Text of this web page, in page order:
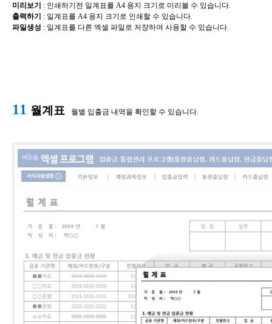
미리보기 ​: 인쇄하기전 일계표를 A4 용지 크기로 미리볼 수 있습니다.
출력하기 ​: 일계표를 A4 용지 크기로 인쇄할 수 있습니다.
파일생성 ​: 일계표를 다른 엑셀 파일로 저장하여 사용할 수 있습니다.
11 월계표 월별 입출금 내역을 확인할 수 있습니다.